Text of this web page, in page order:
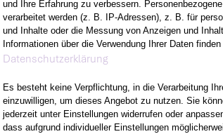
andere zu inspirieren und zu
VORHABEN WOMIT
und Ihre Erfahrung zu verbessern.
verarbeitet werden (z. B. IP-Adressen), z. B. für
und Inhalte oder die Messung von Anzeigen und
Informationen über die Verwendung Ihrer Daten
Datenschutzerklärung
Es besteht keine Verpflichtung, in die Verarbeitung
einzuwilligen, um dieses Angebot zu nutzen. Sie
jederzeit unter Einstellungen widerrufen oder
dass aufgrund individueller Einstellungen
Axeptio consent